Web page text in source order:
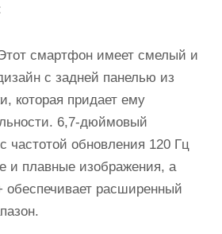
смартфон имеет смелый и
с задней панелью из
которая придает ему
6,7-дюймовый
частотой обновления 120 Гц
и плавные изображения, а
обеспечивает расширенный